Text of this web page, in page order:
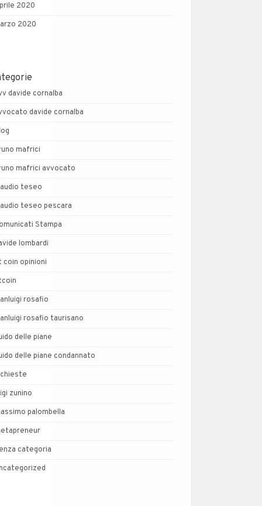
2020
2020
davide cornalba
davide cornalba
mafrici
mafrici avvocato
teseo
teseo pescara
Stampa
lombardi
coin opinioni
rosafio
rosafio taurisano
delle piane
delle piane condannato
zunino
palombella
categoria